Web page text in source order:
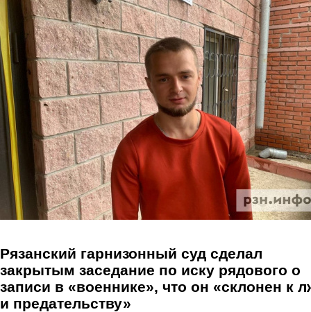
Перейти к основному содержанию
Рязанский гарнизонный суд сделал
закрытым заседание по иску рядового о
записи в «военнике», что он «склонен к
и предательству»